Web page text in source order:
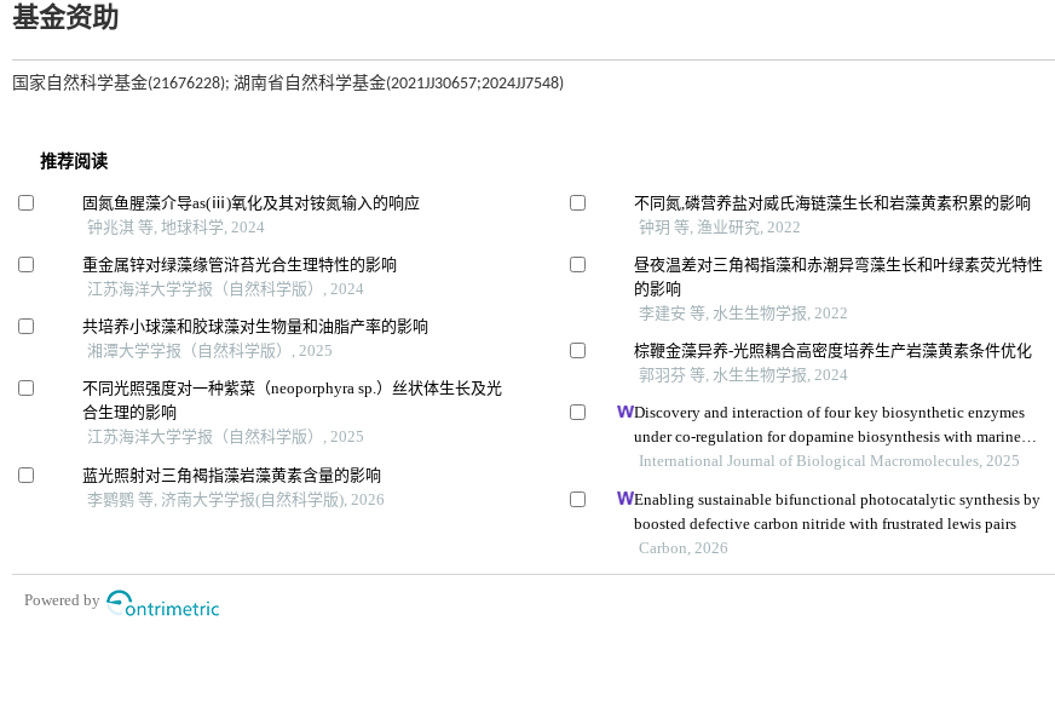
基金资助
国家自然科学基金(21676228); 湖南省自然科学基金(2021JJ30657;2024JJ7548)